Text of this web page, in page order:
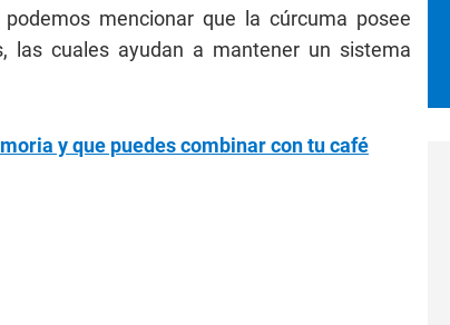
mencionar que la cúrcuma posee
las cuales ayudan a mantener un sistema
y que puedes combinar con tu café